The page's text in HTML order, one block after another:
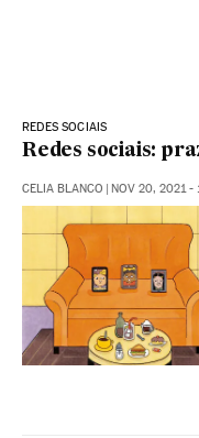
REDES SOCIAIS
Redes sociais:
CELIA BLANCO NOV 20, 2021 -